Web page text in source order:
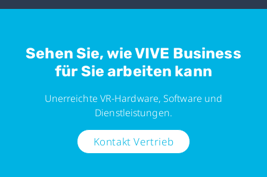
Sehen Sie, wie VIVE Business
für Sie arbeiten kann
Unerreichte VR-Hardware, Software und
Dienstleistungen.
Kontakt Vertrieb